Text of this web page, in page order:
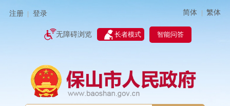
注册 登录 简体 | 繁体
无障碍浏览 长者模式 智能问答